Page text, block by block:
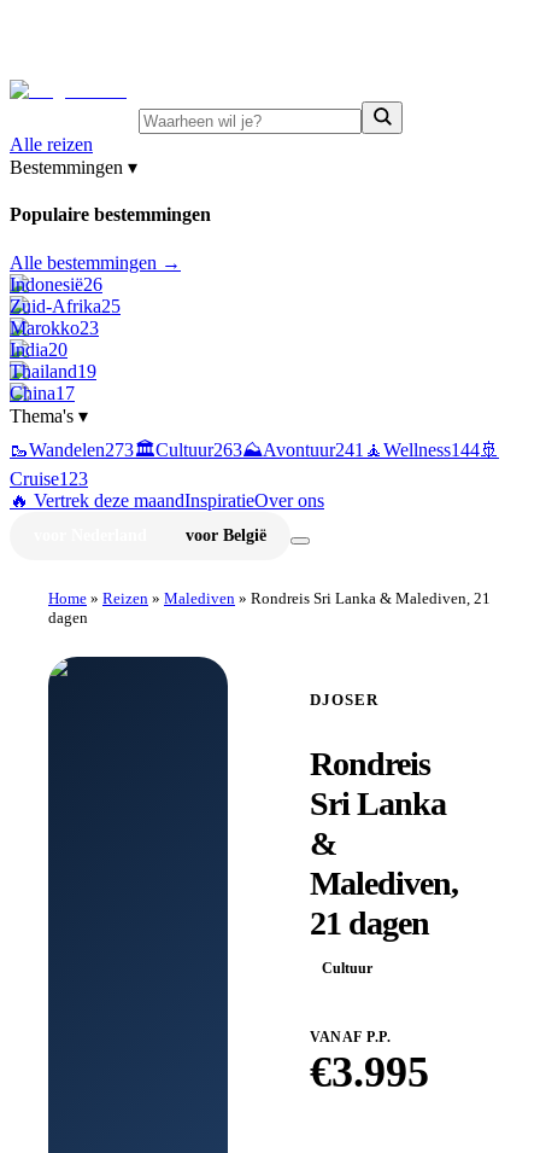
Alle reizen
Bestemmingen ▾
Populaire bestemmingen
Alle bestemmingen →
Indonesië26
Zuid-Afrika25
Marokko23
India20
Thailand19
China17
Thema's ▾
🥾Wandelen273🏛️Cultuur263⛰️Avontuur241 🧘Wellness144🚢
Cruise123
🔥 Vertrek deze maandInspiratieOver ons
voor België
Home » Reizen » Malediven » Rondreis Sri Lanka & Malediven, 21
dagen
DJOSER
Rondreis
Sri Lanka
&
Malediven,
21 dagen
Cultuur
VANAF P.P.
€3.995